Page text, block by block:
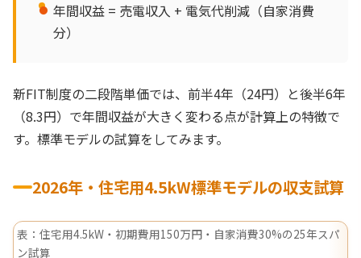
年間収益 = 売電収入 + 電気代削減（自家消費
分）
新FIT制度の二段階単価では、前半4年（24円）と後半6年
（8.3円）で年間収益が大きく変わる点が計算上の特徴で
す。標準モデルの試算をしてみます。
2026年・住宅用4.5kW標準モデルの収支試算
表：住宅用4.5kW・初期費用150万円・自家消費30%の25年スパ
ン試算